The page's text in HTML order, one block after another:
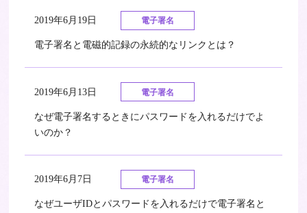
2019年6月19日 電子署名
電子署名と電磁的記録の永続的なリンクとは？
2019年6月13日 電子署名
なぜ電子署名するときにパスワードを入れるだけでよ
いのか？
2019年6月7日 電子署名
なぜユーザIDとパスワードを入れるだけで電子署名と